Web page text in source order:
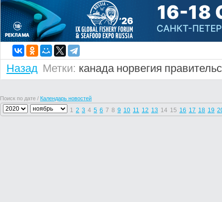
Назад Метки: канада норвегия
Поиск по дате / Календарь новостей
1 2 3 4 5 6 7 8 9 10 11 12 13 14 15 16 17 18 19